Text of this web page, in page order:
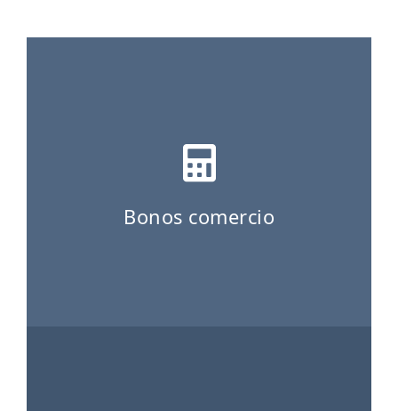
Bonos comercio